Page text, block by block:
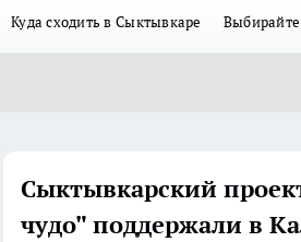
Куда сходить в Сыктывкаре
Сыктывкарский
чудо" поддержали в